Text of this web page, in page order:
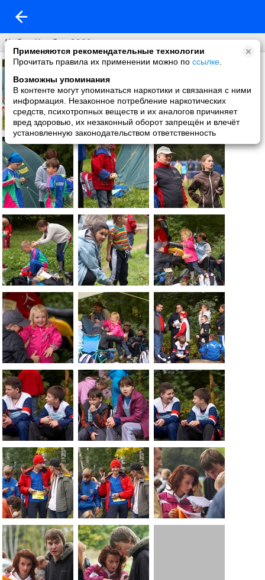
Применяются рекомендательные технологии
Прочитать правила их применении можно по ссылке
Возможны упоминания
В контенте могут упоминаться наркотики и связанная с ними
информация. Незаконное потребление наркотических
средств, психотропных веществ и их аналогов причиняет
вред здоровью, их незаконный оборот запрещён и влечёт
установленную законодательством ответственность
Кубок Клубов 2009